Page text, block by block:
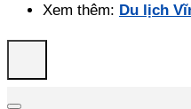
Xem thêm: Du lịch